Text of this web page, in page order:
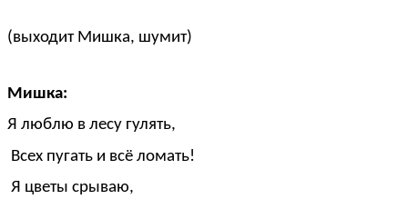
(выходит Мишка, шумит)
Мишка:
Я люблю в лесу гулять,
Всех пугать и всё ломать!
Я цветы срываю,